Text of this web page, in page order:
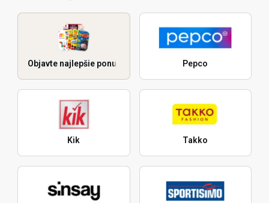
Objavte najlepšie ponuky Pepco
Kik Takko